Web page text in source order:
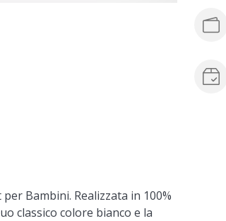
Bambini. Realizzata in 100%
classico colore bianco e la